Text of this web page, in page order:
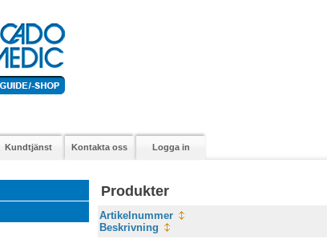
Kundtjänst Kontakta oss Logga in
Produkter
Artikelnummer
Beskrivning